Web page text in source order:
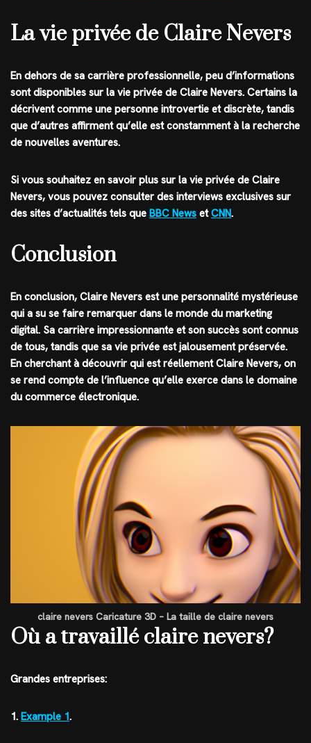
La vie privée de Claire Nevers
En dehors de sa carrière professionnelle, peu d’informations
sont disponibles sur la vie privée de Claire Nevers. Certains la
décrivent comme une personne introvertie et discrète, tandis
que d’autres affirment qu’elle est constamment à la recherche
de nouvelles aventures.
Si vous souhaitez en savoir plus sur la vie privée de Claire
Nevers, vous pouvez consulter des interviews exclusives sur
des sites d’actualités tels que BBC News etCNN.
Conclusion
En conclusion, Claire Nevers est une personnalité mystérieuse
qui a su se faire remarquer dans le monde du marketing
digital. Sa carrière impressionnante et son succès sont connus
de tous, tandis que sa vie privée est jalousement préservée.
En cherchant à découvrir qui est réellement Claire Nevers, on
se rend compte de l’influence qu’elle exerce dans le domaine
du commerce électronique.
claire nevers Caricature 3D – La taille de claire nevers
Où a travaillé claire nevers?
Grandes entreprises:
1. Example 1.